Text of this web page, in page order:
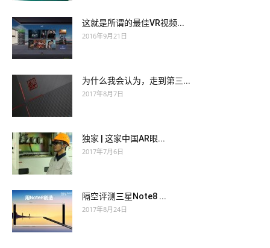
这就是所谓的最佳VR视频...
2016年9月21日
为什么我会认为，走到第三...
2017年8月7日
独家 | 这家中国AR眼...
2017年7月6日
隔空评测三星Note8 ...
2017年8月24日